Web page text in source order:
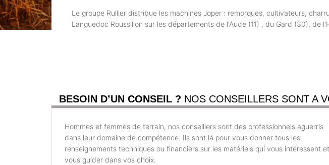
Le groupe Rullier distribue les machines Joper : remorques, cultivateurs,
Languedoc Roussillon sur les départements de l'Aude (11) , du Gard (30),
BESOIN D’UN CONSEIL ? NOS CONSEILLERS SONT A
Hommes et femmes de terrain, nos conseillers sont des professionnels aguerris
dans leur domaine de compétence. Ils sont là pour vous donner tous les
renseignements techniques ou financiers sur les matériels qui vous intéressent et
vous guider dans vos choix.